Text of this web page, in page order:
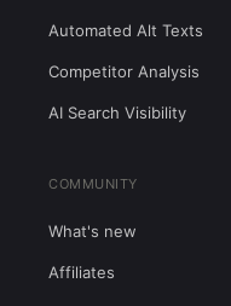
Automated Alt Texts
Competitor Analysis
AI Search Visibility
COMMUNITY
What's new
Affiliates